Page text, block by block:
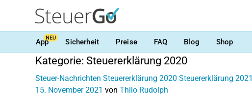
AppNEU Sicherheit Preise FAQ Blog Shop
Kategorie: Steuererklärung 2020
Steuer-Nachrichten Steuererklärung 2020 Steuererklärung 2021
15. November 2021 von Thilo Rudolph